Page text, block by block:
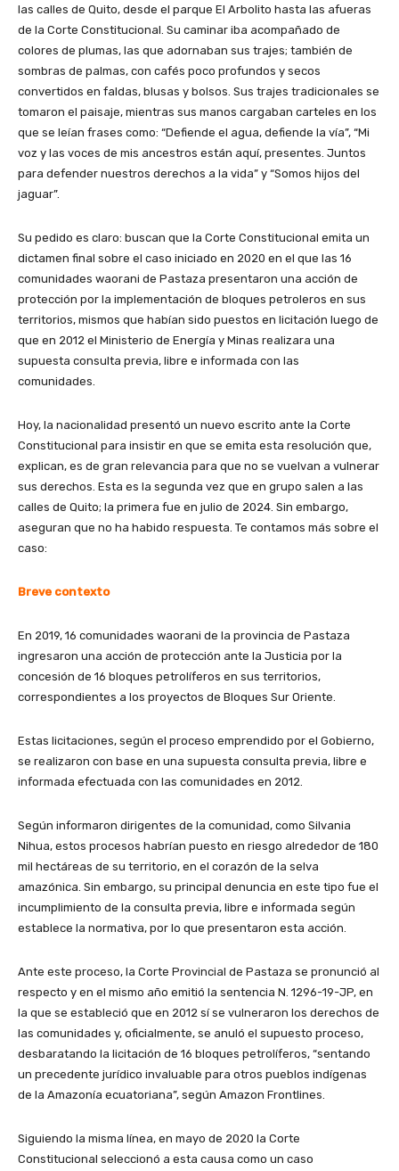
las calles de Quito, desde el parque El Arbolito hasta las afueras
de la Corte Constitucional. Su caminar iba acompañado de
colores de plumas, las que adornaban sus trajes; también de
sombras de palmas, con cafés poco profundos y secos
convertidos en faldas, blusas y bolsos. Sus trajes tradicionales se
tomaron el paisaje, mientras sus manos cargaban carteles en los
que se leían frases como: “Defiende el agua, defiende la vía”, “Mi
voz y las voces de mis ancestros están aquí, presentes. Juntos
para defender nuestros derechos a la vida” y “Somos hijos del
jaguar”.
Su pedido es claro: buscan que la Corte Constitucional emita un
dictamen final sobre el caso iniciado en 2020 en el que las 16
comunidades waorani de Pastaza presentaron una acción de
protección por la implementación de bloques petroleros en sus
territorios, mismos que habían sido puestos en licitación luego de
que en 2012 el Ministerio de Energía y Minas realizara una
supuesta consulta previa, libre e informada con las
comunidades.
Hoy, la nacionalidad presentó un nuevo escrito ante la Corte
Constitucional para insistir en que se emita esta resolución que,
explican, es de gran relevancia para que no se vuelvan a vulnerar
sus derechos. Esta es la segunda vez que en grupo salen a las
calles de Quito; la primera fue en julio de 2024. Sin embargo,
aseguran que no ha habido respuesta. Te contamos más sobre el
caso:
Breve contexto
En 2019, 16 comunidades waorani de la provincia de Pastaza
ingresaron una acción de protección ante la Justicia por la
concesión de 16 bloques petrolíferos en sus territorios,
correspondientes a los proyectos de Bloques Sur Oriente.
Estas licitaciones, según el proceso emprendido por el Gobierno,
se realizaron con base en una supuesta consulta previa, libre e
informada efectuada con las comunidades en 2012.
Según informaron dirigentes de la comunidad, como Silvania
Nihua, estos procesos habrían puesto en riesgo alrededor de 180
mil hectáreas de su territorio, en el corazón de la selva
amazónica. Sin embargo, su principal denuncia en este tipo fue el
incumplimiento de la consulta previa, libre e informada según
establece la normativa, por lo que presentaron esta acción.
Ante este proceso, la Corte Provincial de Pastaza se pronunció al
respecto y en el mismo año emitió la sentencia N. 1296-19-JP, en
la que se estableció que en 2012 sí se vulneraron los derechos de
las comunidades y, oficialmente, se anuló el supuesto proceso,
desbaratando la licitación de 16 bloques petrolíferos, “sentando
un precedente jurídico invaluable para otros pueblos indígenas
de la Amazonía ecuatoriana”, según Amazon Frontlines.
Siguiendo la misma línea, en mayo de 2020 la Corte
Constitucional seleccionó a esta causa como un caso